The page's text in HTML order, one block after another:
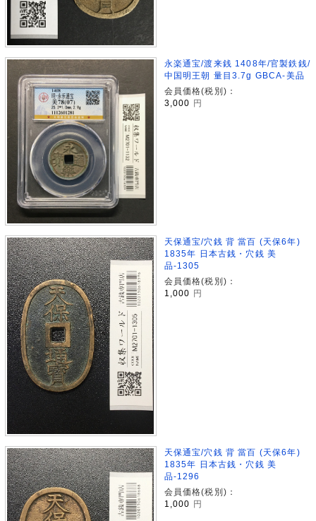
永楽通宝/渡来銭 1408年/官製鉄銭/
中国明王朝 量目3.7g GBCA-美品
会員価格(税別)：
3,000 円
天保通宝/穴銭 背 當百 (天保6年)
1835年 日本古銭・穴銭 美
品-1305
会員価格(税別)：
1,000 円
天保通宝/穴銭 背 當百 (天保6年)
1835年 日本古銭・穴銭 美
品-1296
会員価格(税別)：
1,000
円